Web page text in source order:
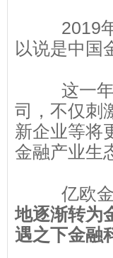
2019
以说是中国
这一
司，不仅刺
新企业等将
金融产业生
亿欧
地逐渐转为
遇之下金融